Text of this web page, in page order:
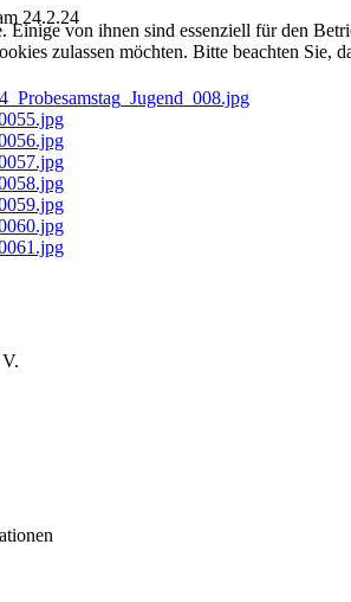
24.2.24
Einige von ihnen sind essenziell für den
zulassen möchten. Bitte beachten